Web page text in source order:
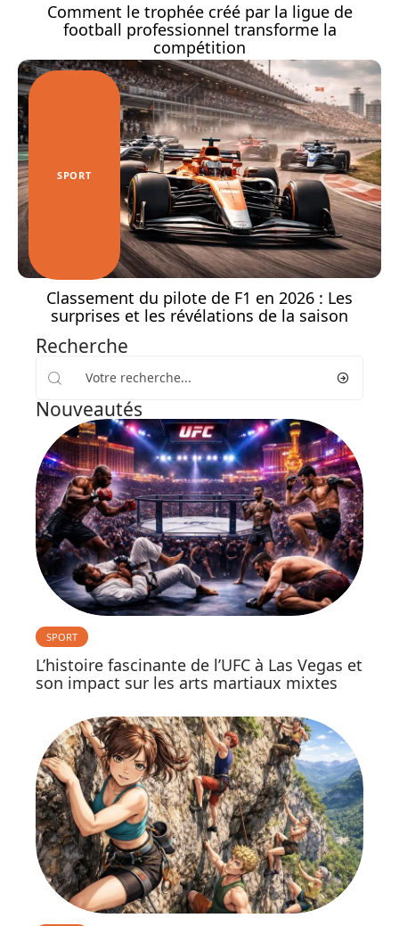
Comment le trophée créé par la ligue de
football professionnel transforme la
compétition
SPORT
Classement du pilote de F1 en 2026 : Les
surprises et les révélations de la saison
Recherche
Nouveautés
SPORT
L’histoire fascinante de l’UFC à Las Vegas et
son impact sur les arts martiaux mixtes